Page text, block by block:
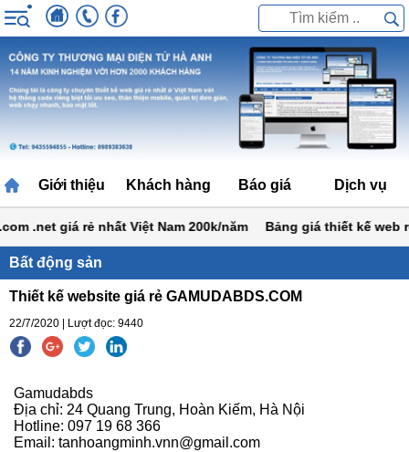
Giới thiệu Khách hàng Báo giá Dịch vụ
.net giá rẻ nhất Việt Nam 200k/năm Bảng giá thiết kế web rẻ
Bất động sản
Thiết kế website giá rẻ GAMUDABDS.COM
22/7/2020 | Lượt đọc: 9440
Gamudabds
Địa chỉ: 24 Quang Trung, Hoàn Kiếm, Hà Nội
Hotline: 097 19 68 366
Email: tanhoangminh.vnn@gmail.com